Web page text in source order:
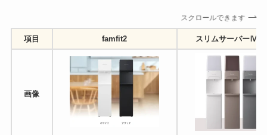
スクロールできます
項目 famfit2 スリムサーバーⅣ
画像